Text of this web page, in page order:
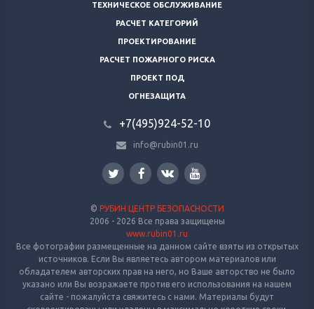
ТЕХНИЧЕСКОЕ ОБСЛУЖИВАНИЕ
РАСЧЕТ КАТЕГОРИЙ
ПРОЕКТИРОВАНИЕ
РАСЧЕТ ПОЖАРНОГО РИСКА
ПРОЕКТ ПОД
ОГНЕЗАЩИТА
+7(495)924-52-10
info@rubin01.ru
© РУБИН ЦЕНТР БЕЗОПАСНОСТИ
2006 - 2026 Все права защищены
www.rubin01.ru
Все фотографии размещенные на данном сайте взяты из открытых
источников. Если Вы являетесь автором материалов или
обладателем авторских прав на него, но Ваше авторство не было
указано или Вы возражаете против его использования на нашем
сайте - пожалуйста свяжитесь с нами. Материалы будут